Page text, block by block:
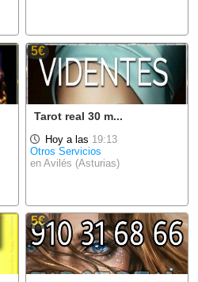
5€
Tarot real 30 m...
Hoy a las 19:13
Otros Servicios
en Avilés (Asturias)
5€